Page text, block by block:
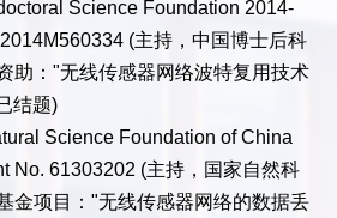
Science Foundation 2014-
(主持，中国博士后科
助："无线传感器网络波特复用技术
结题)
Science Foundation of China
No. 61303202 (主持，国家自然科
金项目："无线传感器网络的数据丢